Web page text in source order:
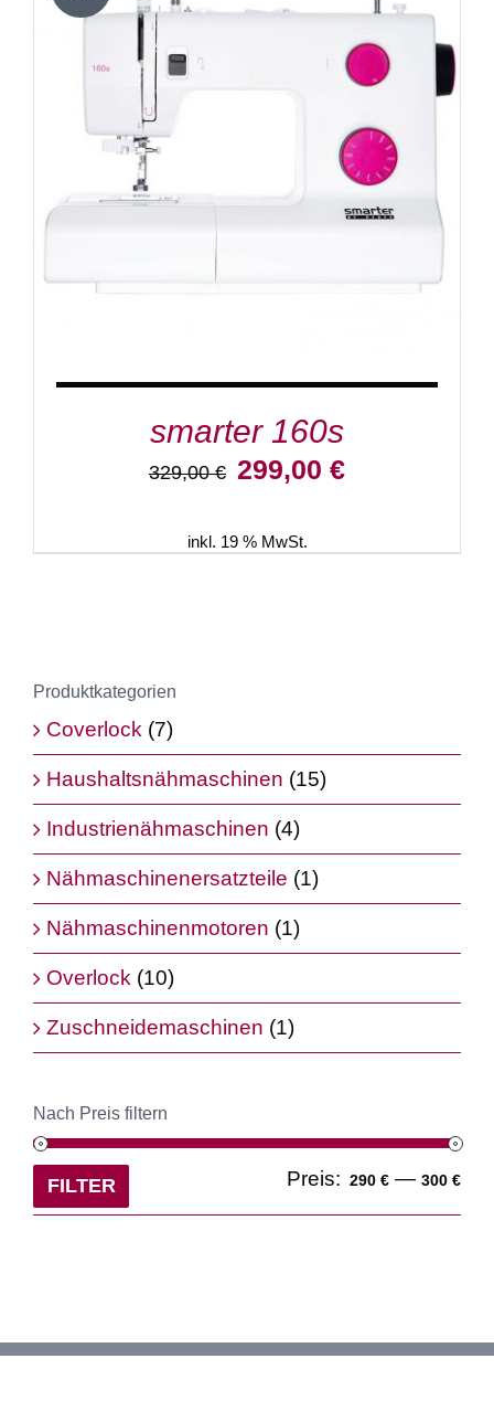
IN DEN WARENKORB DETAILS
smarter 160s
329,00€ Ursprünglicher
329,00 €
299,00 €Aktueller
inkl. 19 % MwSt.
Produktkategorien
Coverlock (7)
Haushaltsnähmaschinen (15)
Industrienähmaschinen (4)
Nähmaschinenersatzteile (1)
Nähmaschinenmotoren (1)
Overlock (10)
Zuschneidemaschinen (1)
Nach Preis filtern
FILTER Preis: 290 € — 300 €